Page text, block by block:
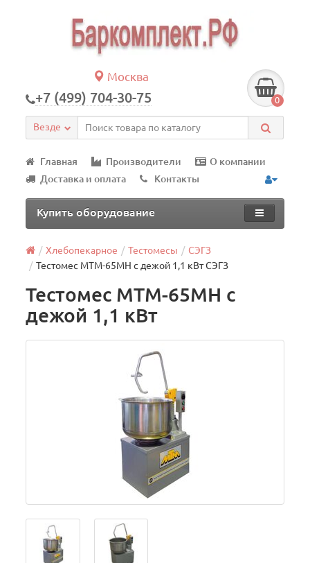
Москва
+7 (499) 704-30-75 0
Везде
Главная Производители
О компании
Доставка и оплата
Контакты
Купить оборудование
Хлебопекарное Тестомесы
СЭГЗ
Тестомес МТМ-65МН с дежой 1,1 кВт СЭГЗ
Тестомес МТМ-65МН с
дежой 1,1 кВт